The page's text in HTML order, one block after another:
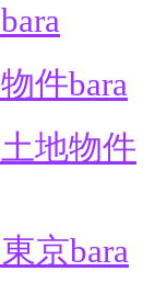
件bara
地物件
京bara